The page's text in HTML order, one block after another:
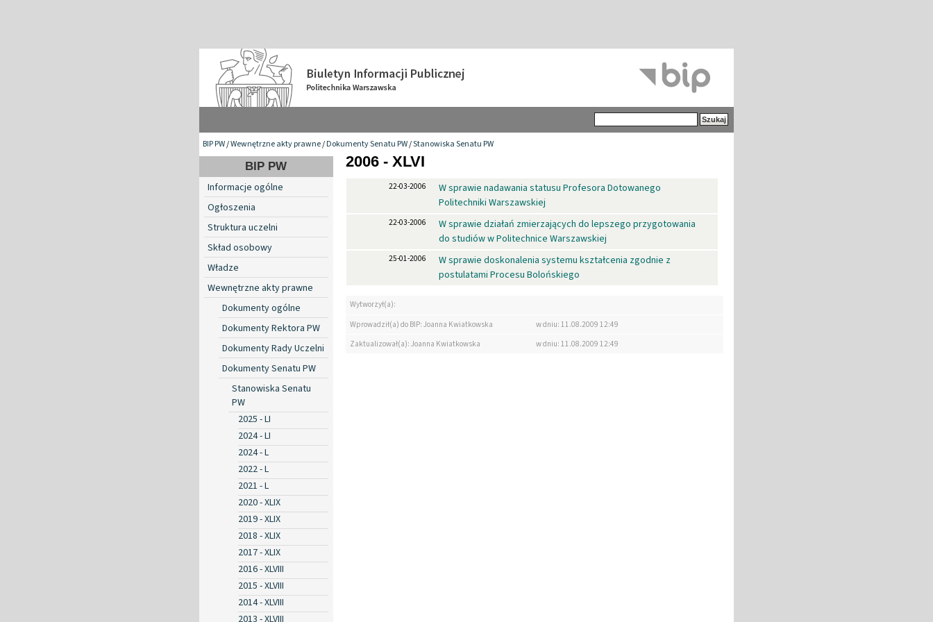
BIP PW/Wewnętrzne akty prawne/Dokumenty Senatu PW/Stanowiska Senatu PW
BIP PW
Informacje ogólne
Ogłoszenia
Struktura uczelni
Skład osobowy
Władze
Wewnętrzne akty prawne
Dokumenty ogólne
Dokumenty Rektora PW
Dokumenty Rady Uczelni
Dokumenty Senatu PW
Stanowiska Senatu
PW
2025 - LI
2024 - LI
2024 - L
2022 - L
2021 - L
2020 - XLIX
2019 - XLIX
2018 - XLIX
2017 - XLIX
2016 - XLVIII
2015 - XLVIII
2014 - XLVIII
2013 - XLVIII
2006 - XLVI
22-03-2006
W sprawie nadawania statusu Profesora Dotowanego
Politechniki Warszawskiej
22-03-2006
W sprawie działań zmierzających do lepszego przygotowania
do studiów w Politechnice Warszawskiej
25-01-2006
W sprawie doskonalenia systemu kształcenia zgodnie z
postulatami Procesu Bolońskiego
Wytworzył(a):
Wprowadził(a) do BIP: Joanna Kwiatkowska
w dniu: 11.08.2009 12:49
Zaktualizował(a): Joanna Kwiatkowska
w dniu: 11.08.2009 12:49